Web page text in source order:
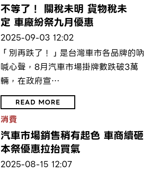
不等了！ 關稅未明 貨物稅未
定 車廠紛祭九月優惠
2025-09-03 12:02
「別再跌了！」是台灣車市各品牌的吶
喊心聲，8月汽車市場掛牌數跌破3萬
輛，在政府宣…
READ MORE
消費
汽車市場銷售稍有起色 車商續砸
本祭優惠拉抬買氣
2025-08-15 12:07